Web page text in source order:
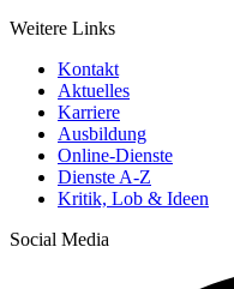
Weitere Links
Kontakt
Aktuelles
Karriere
Ausbildung
Online-Dienste
Dienste A-Z
Kritik, Lob & Ideen
Social Media